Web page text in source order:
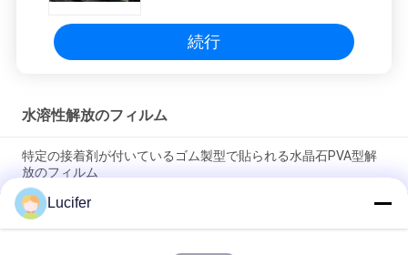
続行
水溶性解放のフィルム
特定の接着剤が付いているゴム製型で貼られる水晶石PVA型解
放のフィルム
1850mmx1000mx38micron クォーツ石板のためのPVA放出フ
ィルム
Lucifer